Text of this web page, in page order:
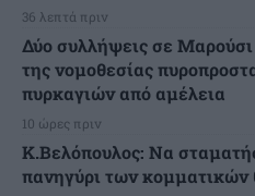
36 λεπτά πριν
Δύο συλλήψεις σε Μαρούσι
της νομοθεσίας
πυρκαγιών από αμέλεια
10 ώρες πριν
Κ.Βελόπουλος: Να
πανηγύρι των